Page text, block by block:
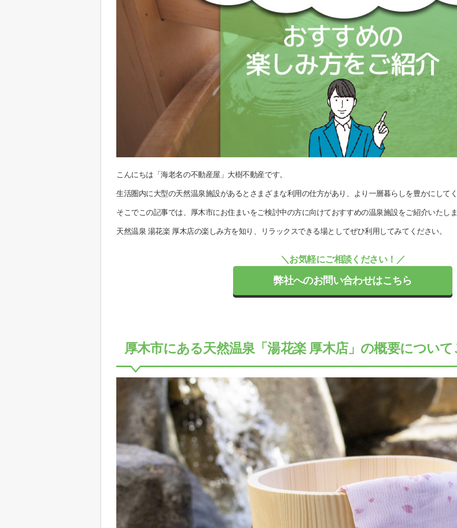
こんにちは「海老名の不動産屋」大樹不動産です。
生活圏内に大型の天然温泉施設があるとさまざまな利用の仕方があり、より一層暮らしを豊かにして
そこでこの記事では、厚木市にお住まいをご検討中の方に向けておすすめの温泉施設をご紹介いたし
天然温泉 湯花楽 厚木店の楽しみ方を知り、リラックスできる場としてぜひ利用してみてください。
＼お気軽にご相談ください！／
弊社へのお問い合わせはこちら
厚木市にある天然温泉「湯花楽 厚木店」の概要について